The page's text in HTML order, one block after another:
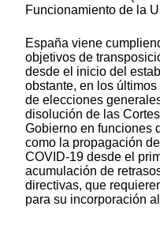
Funcionamiento de la
España viene
objetivos de
desde el inicio del
obstante, en los
de elecciones
disolución de las
Gobierno en funciones
como la propagación
COVID-19 desde el
acumulación de
directivas, que
para su incorporación